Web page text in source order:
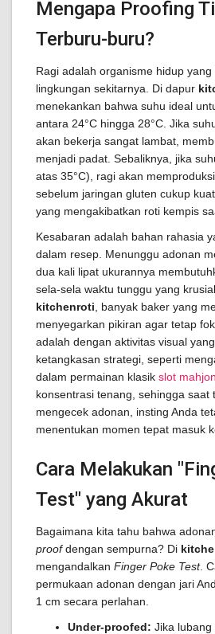
Mengapa Proofing
Terburu-buru?
Ragi adalah organisme hidup
lingkungan sekitarnya. Di dapur
menekankan bahwa suhu ideal
antara 24°C hingga 28°C. Jika
akan bekerja sangat lambat,
menjadi padat. Sebaliknya, jika
atas 35°C), ragi akan
sebelum jaringan gluten cukup
yang mengakibatkan roti kempis
Kesabaran adalah bahan rahasia
dalam resep. Menunggu adonan
dua kali lipat ukurannya
sela-sela waktu tunggu yang
kitchenroti , banyak baker yang
menyegarkan pikiran agar tetap
adalah dengan aktivitas visual
ketangkasan strategi, seperti
dalam permainan klasik slot
konsentrasi tenang, sehingga saat
mengecek adonan, insting Anda
menentukan momen tepat masuk
Cara Melakukan
Test" yang Akurat
Bagaimana kita tahu bahwa
proofdengan sempurna? Di
mengandalkan Finger Poke Test.
permukaan adonan dengan jari
1 cm secara perlahan.
Under-proofed: Jika lubang